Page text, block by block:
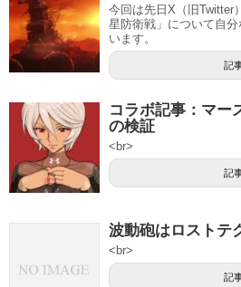
今回は先日X（旧Twitter
星防衛戦」について自
います。
記
コラボ記事：マー
の検証
<br>
記
波動砲はロストテ
<br>
記